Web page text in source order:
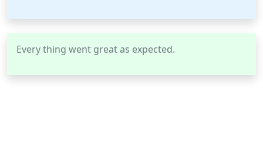
Every thing went great as expected.